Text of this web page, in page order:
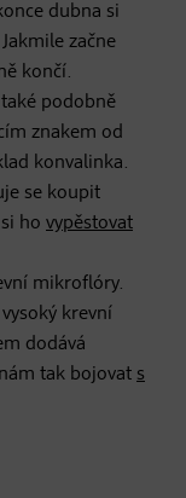
dubna si
začne
končí.
podobně
znakem od
konvalinka.
se koupit
ho vypěstovat
mikroflóry.
krevní
dodává
tak bojovat s